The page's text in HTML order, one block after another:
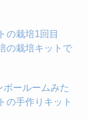
の栽培1回目
の栽培キットで
ールームみた
の手作りキット